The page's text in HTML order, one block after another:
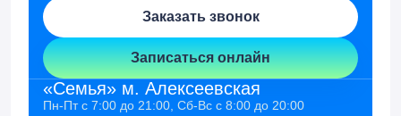
Заказать звонок
Записаться онлайн
«Семья» м. Алексеевская
Пн-Пт с 7:00 до 21:00, Сб-Вс с 8:00 до 20:00